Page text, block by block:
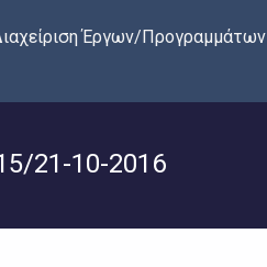
Έργων/Προγραμμάτων
21-10-2016